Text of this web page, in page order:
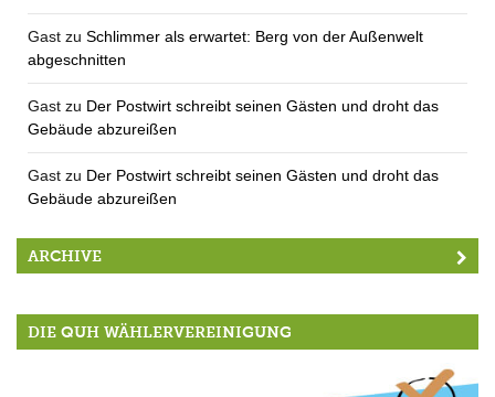
Gast zu Schlimmer als erwartet: Berg von der Außenwelt
abgeschnitten
Gast zu Der Postwirt schreibt seinen Gästen und droht das
Gebäude abzureißen
Gast zu Der Postwirt schreibt seinen Gästen und droht das
Gebäude abzureißen
ARCHIVE
DIE QUH WÄHLERVEREINIGUNG